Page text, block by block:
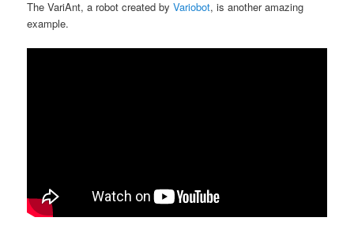
The VariAnt, a robot created byVariobot, is another amazing
example.